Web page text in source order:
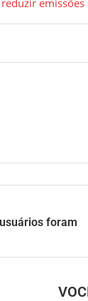
emissões
foram